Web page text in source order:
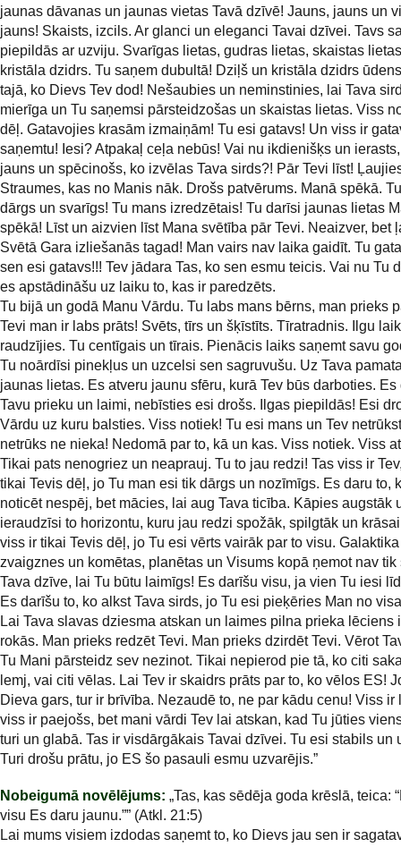
jaunas dāvanas un jaunas vietas Tavā dzīvē! Jauns, jauns un
jauns! Skaists, izcils. Ar glanci un eleganci Tavai dzīvei. Tavs
piepildās ar uzviju. Svarīgas lietas, gudras lietas, skaistas
kristāla dzidrs. Tu saņem dubultā! Dziļš un kristāla dzidrs
tajā, ko Dievs Tev dod! Nešaubies un neminstinies, lai Tava
mierīga un Tu saņemsi pārsteidzošas un skaistas lietas. Viss
dēļ. Gatavojies krasām izmaiņām! Tu esi gatavs! Un viss ir
saņemtu! Iesi? Atpakaļ ceļa nebūs! Vai nu ikdienišķs un
jauns un spēcinošs, ko izvēlas Tava sirds?! Pār Tevi līst!
Straumes, kas no Manis nāk. Drošs patvērums. Manā spēkā.
dārgs un svarīgs! Tu mans izredzētais! Tu darīsi jaunas lietas
spēkā! Līst un aizvien līst Mana svētība pār Tevi. Neaizver, bet
Svētā Gara izliešanās tagad! Man vairs nav laika gaidīt. Tu
sen esi gatavs!!! Tev jādara Tas, ko sen esmu teicis. Vai nu Tu
es apstādināšu uz laiku to, kas ir paredzēts.
Tu bijā un godā Manu Vārdu. Tu labs mans bērns, man prieks
Tevi man ir labs prāts! Svēts, tīrs un šķīstīts. Tīratradnis. Ilgu
raudzījies. Tu centīgais un tīrais. Pienācis laiks saņemt savu
Tu noārdīsi pinekļus un uzcelsi sen sagruvušu. Uz Tava
jaunas lietas. Es atveru jaunu sfēru, kurā Tev būs darboties.
Tavu prieku un laimi, nebīsties esi drošs. Ilgas piepildās! Esi
Vārdu uz kuru balsties. Viss notiek! Tu esi mans un Tev
netrūks ne nieka! Nedomā par to, kā un kas. Viss notiek. Viss
Tikai pats nenogriez un neaprauj. Tu to jau redzi! Tas viss ir
tikai Tevis dēļ, jo Tu man esi tik dārgs un nozīmīgs. Es daru to,
noticēt nespēj, bet mācies, lai aug Tava ticība. Kāpies augstāk
ieraudzīsi to horizontu, kuru jau redzi spožāk, spilgtāk un
viss ir tikai Tevis dēļ, jo Tu esi vērts vairāk par to visu.
zvaigznes un komētas, planētas un Visums kopā ņemot nav tik
Tava dzīve, lai Tu būtu laimīgs! Es darīšu visu, ja vien Tu iesi
Es darīšu to, ko alkst Tava sirds, jo Tu esi pieķēries Man no
Lai Tava slavas dziesma atskan un laimes pilna prieka lēciens
rokās. Man prieks redzēt Tevi. Man prieks dzirdēt Tevi. Vērot
Tu Mani pārsteidz sev nezinot. Tikai nepierod pie tā, ko citi
lemj, vai citi vēlas. Lai Tev ir skaidrs prāts par to, ko vēlos ES!
Dieva gars, tur ir brīvība. Nezaudē to, ne par kādu cenu! Viss ir
viss ir paejošs, bet mani vārdi Tev lai atskan, kad Tu jūties
turi un glabā. Tas ir visdārgākais Tavai dzīvei. Tu esi stabils un
Turi drošu prātu, jo ES šo pasauli esmu uzvarējis.”
Nobeigumā novēlējums: „Tas, kas sēdēja goda krēslā, teica:
visu Es daru jaunu.”” (Atkl. 21:5)
Lai mums visiem izdodas saņemt to, ko Dievs jau sen ir